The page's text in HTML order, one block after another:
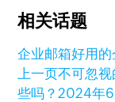
相关话题
企业邮箱好用
上一页不可忽
些吗？2024年